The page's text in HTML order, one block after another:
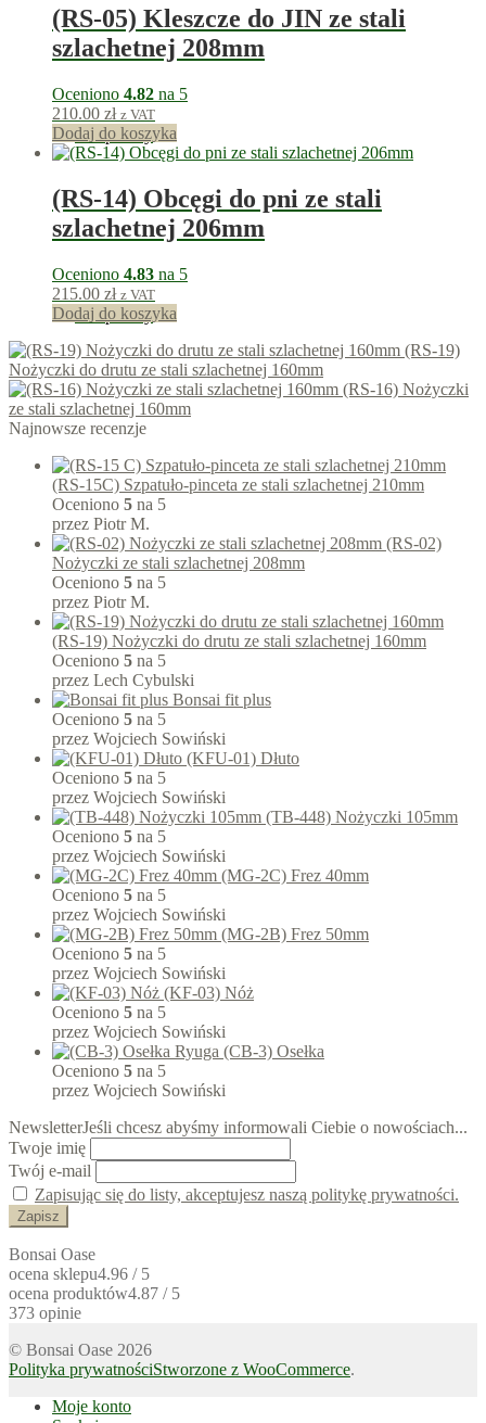
(RS-05) Kleszcze do JIN ze stali
szlachetnej 208mm
Oceniono 4.82 na 5
210.00 zł z VAT
210punkty
Dodaj do koszyka
(RS-14) Obcęgi do pni ze stali
szlachetnej 206mm
Oceniono 4.83 na 5
215.00 zł z VAT
215punkty
Dodaj do koszyka
(RS-19)
Nożyczki do drutu ze stali szlachetnej 160mm
(RS-16) Nożyczki
ze stali szlachetnej 160mm
Najnowsze recenzje
(RS-15C) Szpatuło-pinceta ze stali szlachetnej 210mm
Oceniono 5 na 5
przez Piotr M.
(RS-02)
Nożyczki ze stali szlachetnej 208mm
Oceniono 5 na 5
przez Piotr M.
(RS-19) Nożyczki do drutu ze stali szlachetnej 160mm
Oceniono 5 na 5
przez Lech Cybulski
Bonsai fit plus
Oceniono 5 na 5
przez Wojciech Sowiński
(KFU-01) Dłuto
Oceniono 5 na 5
przez Wojciech Sowiński
(TB-448) Nożyczki 105mm
Oceniono 5 na 5
przez Wojciech Sowiński
(MG-2C) Frez 40mm
Oceniono 5 na 5
przez Wojciech Sowiński
(MG-2B) Frez 50mm
Oceniono 5 na 5
przez Wojciech Sowiński
(KF-03) Nóż
Oceniono 5 na 5
przez Wojciech Sowiński
(CB-3) Osełka
Oceniono 5 na 5
przez Wojciech Sowiński
NewsletterJeśli chcesz abyśmy informowali Ciebie o nowościach...
Twoje imię
Twój e-mail
Zapisując się do listy, akceptujesz naszą politykę prywatności.
Bonsai Oase
ocena sklepu4.96 / 5
ocena produktów4.87 / 5
373 opinie
© Bonsai Oase 2026
Polityka prywatnościStworzone z WooCommerce.
Moje konto